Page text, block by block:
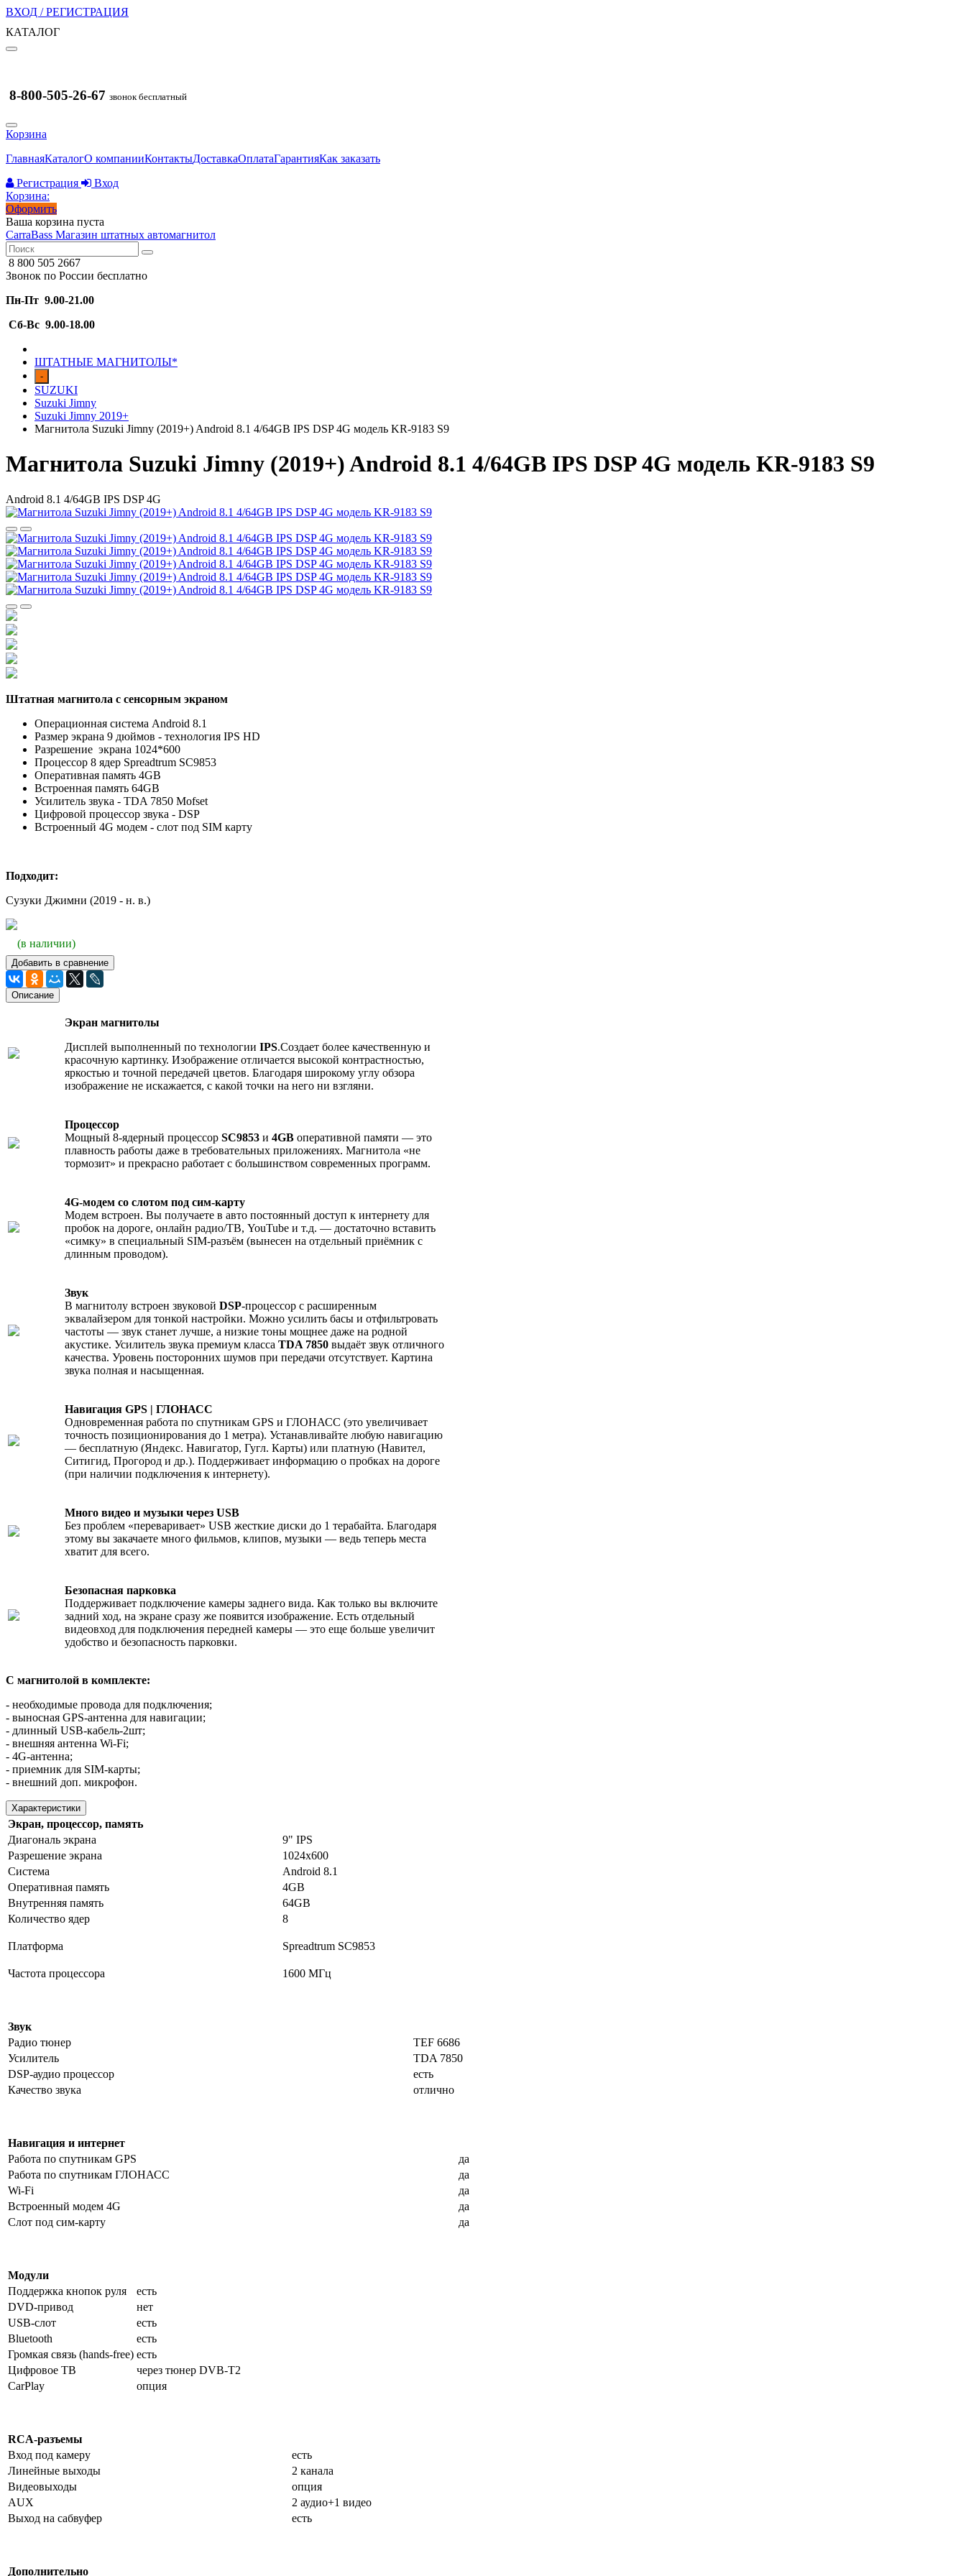
ВХОД / РЕГИСТРАЦИЯ
КАТАЛОГ
8-800-505-26-67 звонок бесплатный
Корзина
ГлавнаяКаталогО компанииКонтактыДоставкаОплатаГарантияКак заказать
Регистрация
Вход
Корзина:
Оформить
Ваша корзина пуста
CarraBass Магазин штатных автомагнитол
8 800 505 2667
Звонок по России бесплатно
Пн-Пт 9.00-21.00
Сб-Вс 9.00-18.00
ШТАТНЫЕ МАГНИТОЛЫ*
-
SUZUKI
Suzuki Jimny
Suzuki Jimny 2019+
Магнитола Suzuki Jimny (2019+) Android 8.1 4/64GB IPS DSP 4G модель KR-9183 S9
Магнитола Suzuki Jimny (2019+) Android 8.1 4/64GB IPS DSP 4G модель KR-9183 S9
Android 8.1 4/64GB IPS DSP 4G
Штатная магнитола с сенсорным экраном
Операционная система Android 8.1
Размер экрана 9 дюймов - технология IPS HD
Разрешение экрана 1024*600
Процессор 8 ядер Spreadtrum SC9853
Оперативная память 4GB
Встроенная память 64GB
Усилитель звука - TDA 7850 Mofset
Цифровой процессор звука - DSP
Встроенный 4G модем - слот под SIM карту
Подходит:
Сузуки Джимни (2019 - н. в.)
(в наличии)
Добавить в сравнение
Описание
Экран магнитолы
Дисплей выполненный по технологии IPS.Создает более качественную и
красочную картинку. Изображение отличается высокой контрастностью,
яркостью и точной передачей цветов. Благодаря широкому углу обзора
изображение не искажается, с какой точки на него ни взгляни.
Процессор
Мощный 8-ядерный процессор SC9853 и 4GB оперативной памяти — это
плавность работы даже в требовательных приложениях. Магнитола «не
тормозит» и прекрасно работает с большинством современных программ.
4G-модем со слотом под сим-карту
Модем встроен. Вы получаете в авто постоянный доступ к интернету для
пробок на дороге, онлайн радио/ТВ, YouTube и т.д. — достаточно вставить
«симку» в специальный SIM-разъём (вынесен на отдельный приёмник с
длинным проводом).
Звук
В магнитолу встроен звуковой DSP-процессор с расширенным
эквалайзером для тонкой настройки. Можно усилить басы и отфильтровать
частоты — звук станет лучше, а низкие тоны мощнее даже на родной
акустике. Усилитель звука премиум класса TDA 7850 выдаёт звук отличного
качества. Уровень посторонних шумов при передачи отсутствует. Картина
звука полная и насыщенная.
Навигация GPS | ГЛОНАСС
Одновременная работа по спутникам GPS и ГЛОНАСС (это увеличивает
точность позиционирования до 1 метра). Устанавливайте любую навигацию
— бесплатную (Яндекс. Навигатор, Гугл. Карты) или платную (Навител,
Ситигид, Прогород и др.). Поддерживает информацию о пробках на дороге
(при наличии подключения к интернету).
Много видео и музыки через USB
Без проблем «переваривает» USB жесткие диски до 1 терабайта. Благодаря
этому вы закачаете много фильмов, клипов, музыки — ведь теперь места
хватит для всего.
Безопасная парковка
Поддерживает подключение камеры заднего вида. Как только вы включите
задний ход, на экране сразу же появится изображение. Есть отдельный
видеовход для подключения передней камеры — это еще больше увеличит
удобство и безопасность парковки.
С магнитолой в комплекте:
- необходимые провода для подключения;
- выносная GPS-антенна для навигации;
- длинный USB-кабель-2шт;
- внешняя антенна Wi-Fi;
- 4G-антенна;
- приемник для SIM-карты;
- внешний доп. микрофон.
Характеристики
Экран, процессор, память
Диагональ экрана
9" IPS
Разрешение экрана
1024х600
Система
Android 8.1
Оперативная память
4GB
Внутренняя память
64GB
Количество ядер
8
Платформа Spreadtrum SC9853
Частота процессора 1600 МГц
Звук
Радио тюнер
TEF 6686
Усилитель
TDA 7850
DSP-аудио процессор
есть
Качество звука
отлично
Навигация и интернет
Работа по спутникам GPS
да
Работа по спутникам ГЛОНАСС
да
Wi-Fi
да
Встроенный модем 4G
да
Слот под сим-карту
да
Модули
Поддержка кнопок руля
есть
DVD-привод
нет
USB-слот
есть
Bluetooth
есть
Громкая связь (hands-free) есть
Цифровое ТВ
через тюнер DVB-T2
CarPlay
опция
RCA-разъемы
Вход под камеру
есть
Линейные выходы
2 канала
Видеовыходы
опция
AUX
2 аудио+1 видео
Выход на сабвуфер
есть
Дополнительно